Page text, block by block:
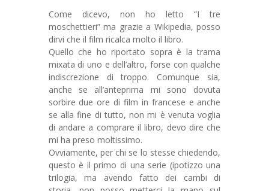
Come dicevo, non ho letto “I tre
moschettieri” ma grazie a Wikipedia, posso
dirvi che il film ricalca molto il libro.
Quello che ho riportato sopra è la trama
mixata di uno e dell’altro, forse con qualche
indiscrezione di troppo. Comunque sia,
anche se all’anteprima mi sono dovuta
sorbire due ore di film in francese e anche
se alla fine di tutto, non mi è venuta voglia
di andare a comprare il libro, devo dire che
mi ha preso moltissimo.
Ovviamente, per chi se lo stesse chiedendo,
questo è il primo di una serie (ipotizzo una
trilogia, ma avendo fatto dei cambi di